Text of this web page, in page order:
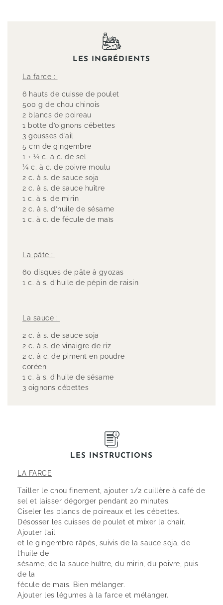
LES INGRÉDIENTS
La farce :
6 hauts de cuisse de poulet
500 g de chou chinois
2 blancs de poireau
1 botte d’oignons cébettes
3 gousses d’ail
5 cm de gingembre
1 + 1⁄4 c. à c. de sel
1⁄4 c. à c. de poivre moulu
2 c. à s. de sauce soja
2 c. à s. de sauce huître
1 c. à s. de mirin
2 c. à s. d’huile de sésame
1 c. à c. de fécule de maïs
La pâte :
60 disques de pâte à gyozas
1 c. à s. d’huile de pépin de raisin
La sauce :
2 c. à s. de sauce soja
2 c. à s. de vinaigre de riz
2 c. à c. de piment en poudre
coréen
1 c. à s. d’huile de sésame
3 oignons cébettes
LES INSTRUCTIONS
LA FARCE
Tailler le chou finement, ajouter 1/2 cuillère à café de
sel et laisser dégorger pendant 20 minutes.
Ciseler les blancs de poireaux et les cébettes.
Désosser les cuisses de poulet et mixer la chair.
Ajouter l’ail
et le gingembre râpés, suivis de la sauce soja, de
l’huile de
sésame, de la sauce huître, du mirin, du poivre, puis
de la
fécule de maïs. Bien mélanger.
Ajouter les légumes à la farce et mélanger.